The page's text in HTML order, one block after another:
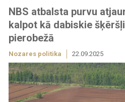
NBS atbalsta purvu
kalpot kā dabiskie
pierobežā
Nozares politika 22.09.2025